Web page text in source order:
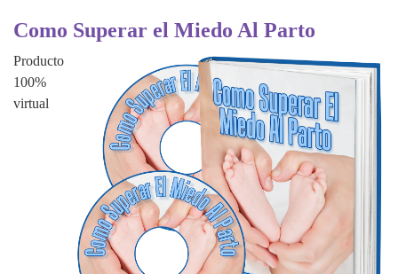
Como Superar el Miedo Al Parto
Producto
100%
virtual